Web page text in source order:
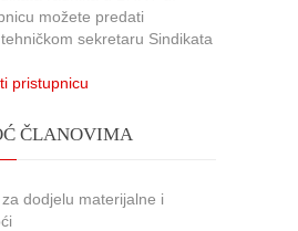
možete predati
sekretaru Sindikata
pristupnicu
ČLANOVIMA
dodjelu materijalne i